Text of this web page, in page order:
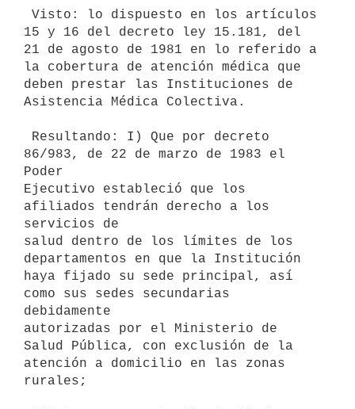
15 y 16 del decreto ley 15.181, del
21 de agosto de 1981 en lo referido a
la cobertura de atención médica que
deben prestar las Instituciones de
Asistencia Médica Colectiva.
86/983, de 22 de marzo de 1983 el
Poder
Ejecutivo estableció que los
afiliados tendrán derecho a los
servicios de
salud dentro de los límites de los
departamentos en que la Institución
haya fijado su sede principal, así
como sus sedes secundarias
debidamente
autorizadas por el Ministerio de
Salud Pública, con exclusión de la
atención a domicilio en las zonas
rurales;